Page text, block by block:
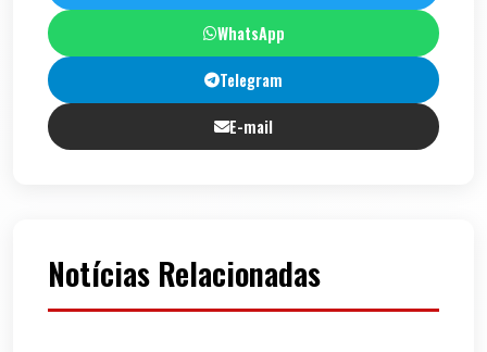
WhatsApp
Telegram
E-mail
Notícias Relacionadas